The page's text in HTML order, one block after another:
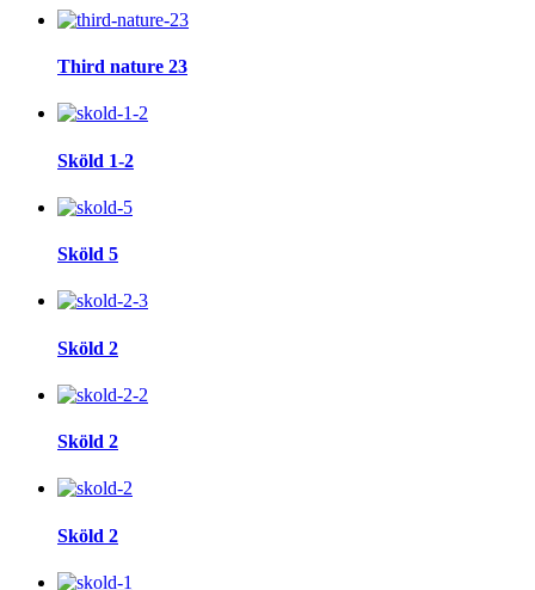
Third nature 23
Sköld 1-2
Sköld 5
Sköld 2
Sköld 2
Sköld 2